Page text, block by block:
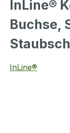
InLine®
Buchse,
InLine®
Bildergalerie